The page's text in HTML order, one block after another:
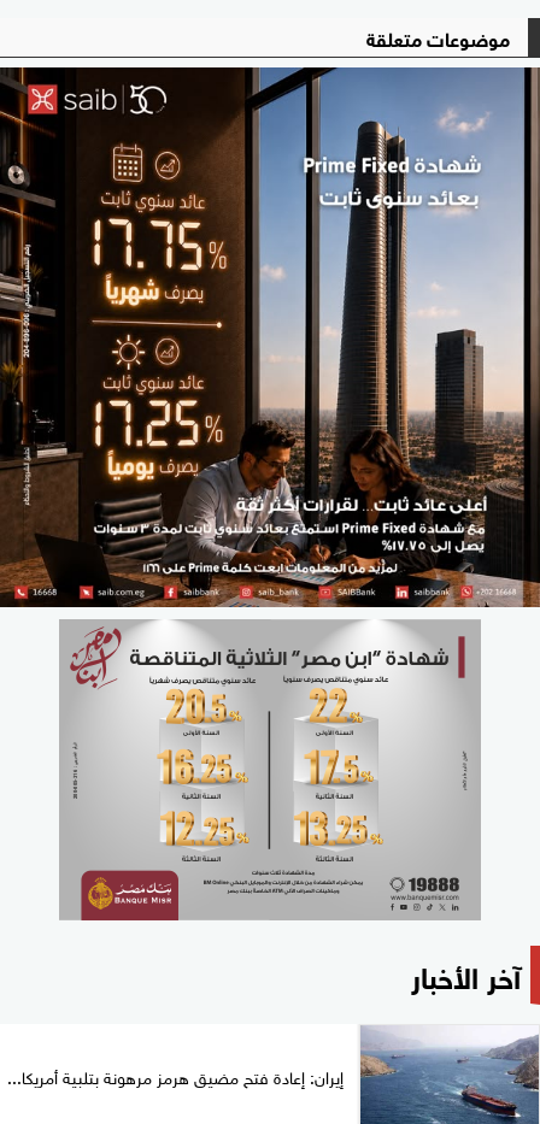
موضوعات متعلقة
آخر الأخبار
إيران: إعادة فتح مضيق هرمز مرهونة بتلبية أمريكا...